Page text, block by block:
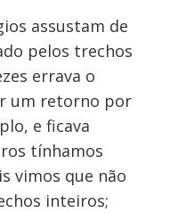
assustam de
pelos trechos
errava o
um retorno por
e ficava
tínhamos
vimos que não
inteiros;